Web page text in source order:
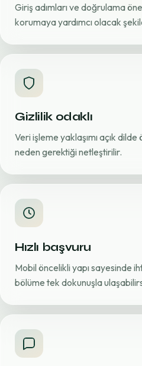
Giriş adımları ve doğrulama
korumaya yardımcı olacak
Gizlilik odaklı
Veri işleme yaklaşımı açık
neden gerektiği netleştirilir.
Hızlı başvuru
Mobil öncelikli yapı sayesinde
bölüme tek dokunuşla